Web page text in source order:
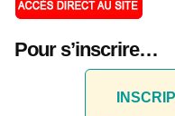
Pour s’inscrire…